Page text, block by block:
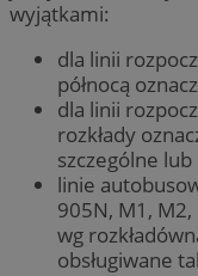
wyjątkami:
dla linii
północą
dla linii
rozkłady
szczególne
linie
905N, M1,
wg
obsługiwane